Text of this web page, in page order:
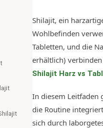
Shilajit, ein
Wohlbefinden
Tabletten, und die
erhältlich)
Shilajit Harz vs
In diesem Leitfaden
die Routine
sich durch